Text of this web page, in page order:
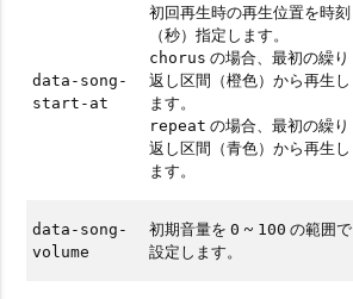
data-song-
start-at
初回再生時の再生位置を時刻
（秒）指定します。
chorus の場合、最初の繰り
返し区間（橙色）から再生し
ます。
repeat の場合、最初の繰り
返し区間（青色）から再生し
ます。
data-song-
volume
初期音量を0 ~ 100 の範囲で
設定します。